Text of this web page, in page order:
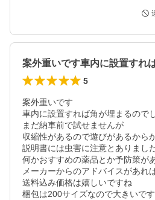
5
案外重いです
車内に設置すれば角が埋まるので
まだ納車前で試せませんが
収縮性があるので遊びがあるから
説明書には虫害に注意とありまし
何かおすすめの薬品とか予防策が
メーカーからのアドバイスがあれ
送料込み価格は嬉しいですね
梱包は200サイズなので大きいです